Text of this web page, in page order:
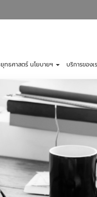
ยุทธศาสตร์ นโยบายฯ บริการของเ